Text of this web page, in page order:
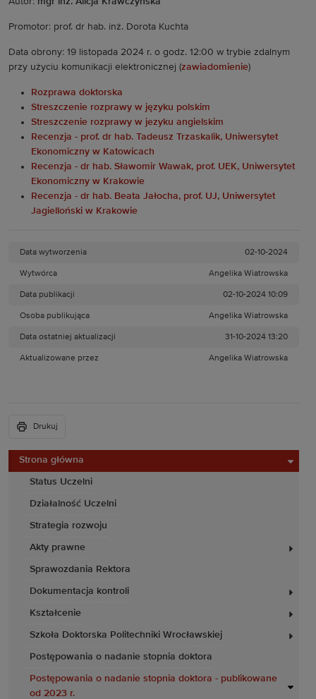
Strona główna
Status Uczelni
Działalność Uczelni
Strategia rozwoju
Akty prawne
Sprawozdania Rektora
Dokumentacja kontroli
Kształcenie
Szkoła Doktorska Politechniki Wrocławskiej
Postępowania o nadanie stopnia doktora
Postępowania o nadanie stopnia doktora - publikowane
od 2023 r.
Promotor: prof. dr hab. inż. Dorota Kuchta
Data obrony: 19 listopada 2024 r. o godz. 12:00 w trybie zdalnym
przy użyciu komunikacji elektronicznej (zawiadomienie)
Rozprawa doktorska
Streszczenie rozprawy w języku polskim
Streszczenie rozprawy w jezyku angielskim
Recenzja - prof. dr hab. Tadeusz Trzaskalik, Uniwersytet
Ekonomiczny w Katowicach
Recenzja - dr hab. Sławomir Wawak, prof. UEK, Uniwersytet
Ekonomiczny w Krakowie
Recenzja - dr hab. Beata Jałocha, prof. UJ, Uniwersytet
Jagielloński w Krakowie
Data wytworzenia 02-10-2024
Wytwórca Angelika Wiatrowska
Data publikacji 02-10-2024 10:09
Osoba publikująca Angelika Wiatrowska
Data ostatniej aktualizacji 31-10-2024 13:20
Aktualizowane przez Angelika Wiatrowska
Drukuj